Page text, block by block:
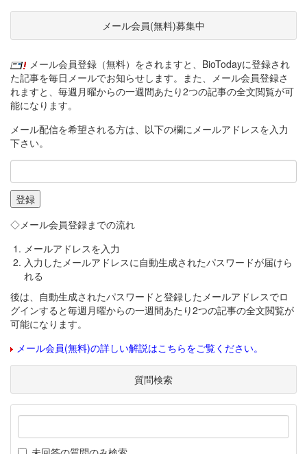
メール会員(無料)募集中
メール会員登録（無料）をされますと、BioTodayに登録され
た記事を毎日メールでお知らせします。また、メール会員登録さ
れますと、毎週月曜からの一週間あたり2つの記事の全文閲覧が可
能になります。
メール配信を希望される方は、以下の欄にメールアドレスを入力
下さい。
◇メール会員登録までの流れ
メールアドレスを入力
入力したメールアドレスに自動生成されたパスワードが届けら
れる
後は、自動生成されたパスワードと登録したメールアドレスでロ
グインすると毎週月曜からの一週間あたり2つの記事の全文閲覧が
可能になります。
メール会員(無料)の詳しい解説はこちらをご覧ください。
質問検索